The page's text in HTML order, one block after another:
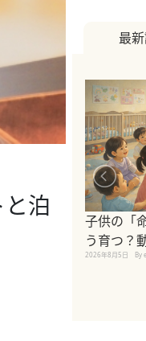
泊
最
子供の「
う育つ？
2026年8月5日 By